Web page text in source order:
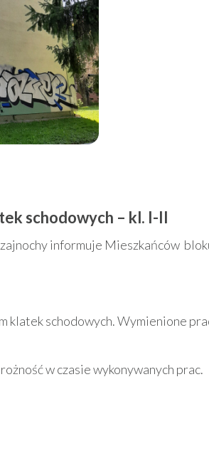
schodowych – kl. I-II
informuje Mieszkańców
klatek schodowych. Wymienione
w czasie wykonywanych prac.